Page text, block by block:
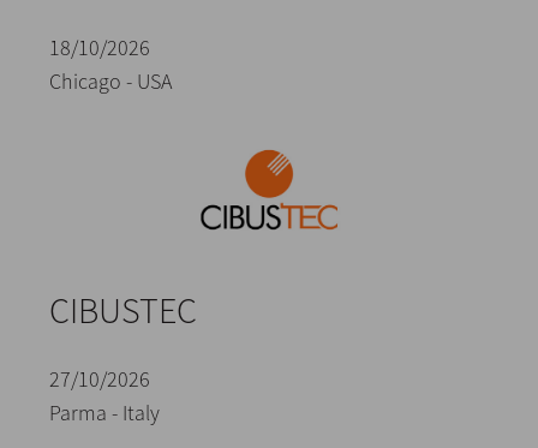
18/10/2026
Chicago - USA
CIBUSTEC
27/10/2026
Parma - Italy